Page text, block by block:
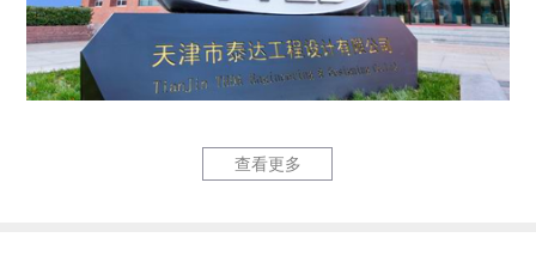
六里庄220kV输变... 泰达国际
查看更多